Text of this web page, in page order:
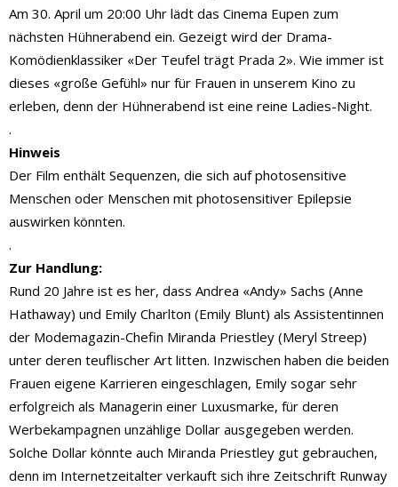
Am 30. April um 20:00 Uhr lädt das Cinema Eupen zum
nächsten Hühnerabend ein. Gezeigt wird der Drama-
Komödienklassiker «Der Teufel trägt Prada 2». Wie immer ist
dieses «große Gefühl» nur für Frauen in unserem Kino zu
erleben, denn der Hühnerabend ist eine reine Ladies-Night.
.
Hinweis
Der Film enthält Sequenzen, die sich auf photosensitive
Menschen oder Menschen mit photosensitiver Epilepsie
auswirken könnten.
.
Zur Handlung:
Rund 20 Jahre ist es her, dass Andrea «Andy» Sachs (Anne
Hathaway) und Emily Charlton (Emily Blunt) als Assistentinnen
der Modemagazin-Chefin Miranda Priestley (Meryl Streep)
unter deren teuflischer Art litten. Inzwischen haben die beiden
Frauen eigene Karrieren eingeschlagen, Emily sogar sehr
erfolgreich als Managerin einer Luxusmarke, für deren
Werbekampagnen unzählige Dollar ausgegeben werden.
Solche Dollar könnte auch Miranda Priestley gut gebrauchen,
denn im Internetzeitalter verkauft sich ihre Zeitschrift Runway